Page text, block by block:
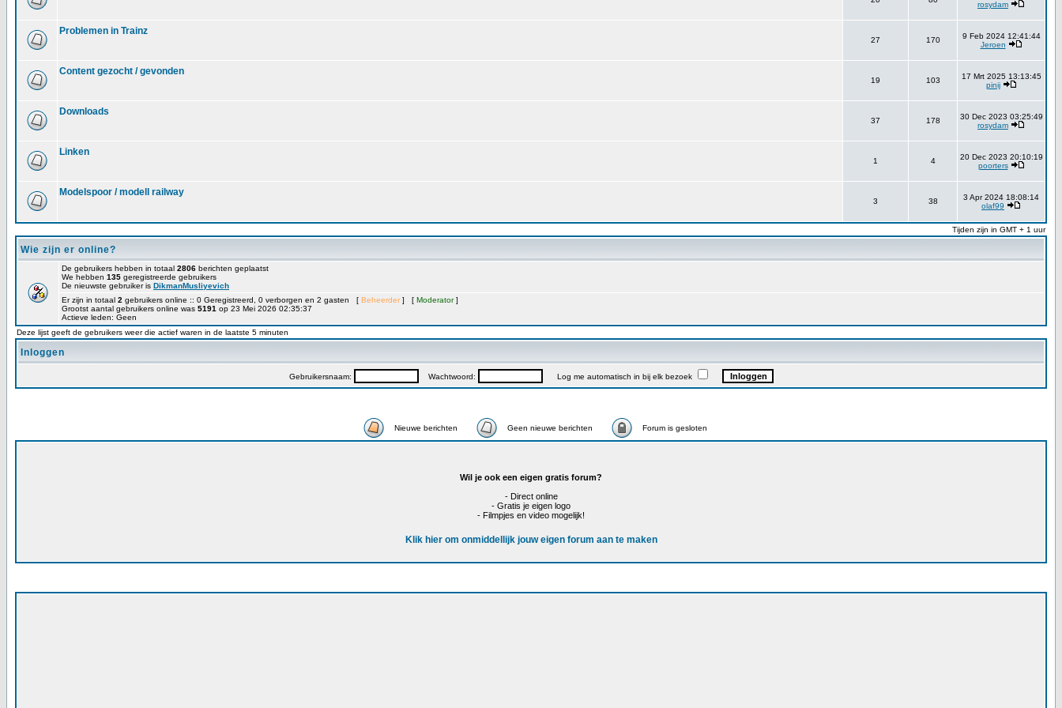
rosydam
Problemen in Trainz
27 170
9 Feb 2024 12:41:44
Jeroen
Content gezocht / gevonden
19 103
17 Mrt 2025 13:13:45
pinij
Downloads
37 178
30 Dec 2023 03:25:49
rosydam
Linken
1 4
20 Dec 2023 20:10:19
poorters
Modelspoor / modell railway
3 38
3 Apr 2024 18:08:14
olaf99
Tijden zijn in GMT + 1 uur
Wie zijn er online?
De gebruikers hebben in totaal 2806 berichten geplaatst
We hebben 135 geregistreerde gebruikers
De nieuwste gebruiker is DikmanMusliyevich
Er zijn in totaal 2 gebruikers online :: 0 Geregistreerd, 0 verborgen en 2 gasten [ Beheerder ] [ Moderator]
Grootst aantal gebruikers online was 5191 op 23 Mei 2026 02:35:37
Actieve leden: Geen
Deze lijst geeft de gebruikers weer die actief waren in de laatste 5 minuten
Inloggen
Gebruikersnaam: Wachtwoord: Log me automatisch in bij elk bezoek
Nieuwe berichten Geen nieuwe berichten Forum is gesloten
Wil je ook een eigen gratis forum?
- Direct online
- Gratis je eigen logo
- Filmpjes en video mogelijk!
Klik hier om onmiddellijk jouw eigen forum aan te maken